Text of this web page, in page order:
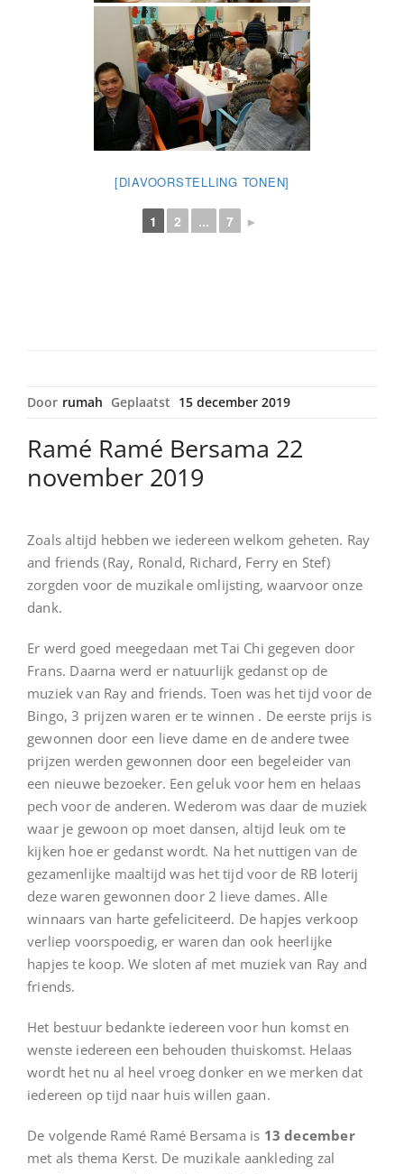
[DIAVOORSTELLING TONEN]
1 2 ... 7 ►
Door rumah Geplaatst 15 december 2019
Ramé Ramé Bersama 22
november 2019
Zoals altijd hebben we iedereen welkom geheten. Ray
and friends (Ray, Ronald, Richard, Ferry en Stef)
zorgden voor de muzikale omlijsting, waarvoor onze
dank.
Er werd goed meegedaan met Tai Chi gegeven door
Frans. Daarna werd er natuurlijk gedanst op de
muziek van Ray and friends. Toen was het tijd voor de
Bingo, 3 prijzen waren er te winnen . De eerste prijs is
gewonnen door een lieve dame en de andere twee
prijzen werden gewonnen door een begeleider van
een nieuwe bezoeker. Een geluk voor hem en helaas
pech voor de anderen. Wederom was daar de muziek
waar je gewoon op moet dansen, altijd leuk om te
kijken hoe er gedanst wordt. Na het nuttigen van de
gezamenlijke maaltijd was het tijd voor de RB loterij
deze waren gewonnen door 2 lieve dames. Alle
winnaars van harte gefeliciteerd. De hapjes verkoop
verliep voorspoedig, er waren dan ook heerlijke
hapjes te koop. We sloten af met muziek van Ray and
friends.
Het bestuur bedankte iedereen voor hun komst en
wenste iedereen een behouden thuiskomst. Helaas
wordt het nu al heel vroeg donker en we merken dat
iedereen op tijd naar huis willen gaan.
De volgende Ramé Ramé Bersama is 13 december
met als thema Kerst. De muzikale aankleding zal